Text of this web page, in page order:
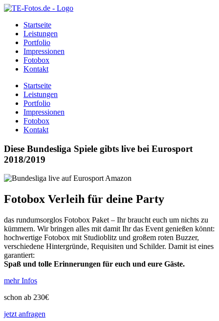
Startseite
Leistungen
Portfolio
Impressionen
Fotobox
Kontakt
Startseite
Leistungen
Portfolio
Impressionen
Fotobox
Kontakt
Diese Bundesliga Spiele gibts live bei Eurosport
2018/2019
Fotobox Verleih für deine Party
das rundumsorglos Fotobox Paket – Ihr braucht euch um nichts zu
kümmern. Wir bringen alles mit damit Ihr das Event genießen könnt:
hochwertige Fotobox mit Studioblitz und großem roten Buzzer,
verschiedene Hintergründe, Requisiten und Schilder. Damit ist eines
garantiert:
Spaß und tolle Erinnerungen für euch und eure Gäste.
mehr Infos
schon ab 230€
jetzt anfragen